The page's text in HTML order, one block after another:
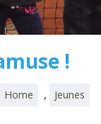
!
Home , Jeunes